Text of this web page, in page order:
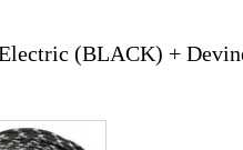
(BLACK) +